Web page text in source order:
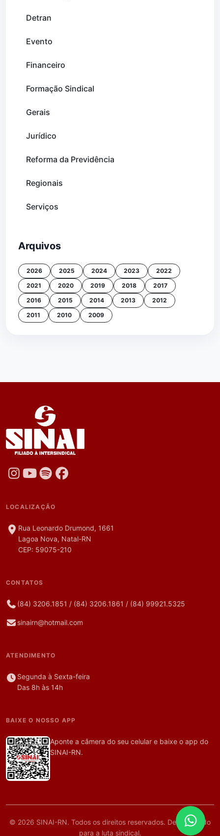
Detran
Evento
Financeiro
Formação Sindical
Gerais
Jurídico
Reforma da Previdência
Regionais
Serviços
Arquivos
2026 2025 2024 2023
2022
2021
2020 2019 2018
2017
2016
2015 2014 2013
2012
2011
2010 2009
LOCALIZAÇÃO
Rua Leonardo Drumond, 1661
Lagoa Nova, Natal-RN
CEP: 59075-210
CONTATOS
(84) 3206.1851 / (84) 3206.1861 / (84) 99921.5325
sinairn@hotmail.com
ATENDIMENTO
Segunda à Sexta-feira
Das 8h às 14h
BAIXE O NOSSO APP
Aponte a câmera do seu celular e baixe o app do
SINAI-RN.
© 2026 SINAI-RN. Todos os direitos reservados. Desenvolvido
para a luta sindical.